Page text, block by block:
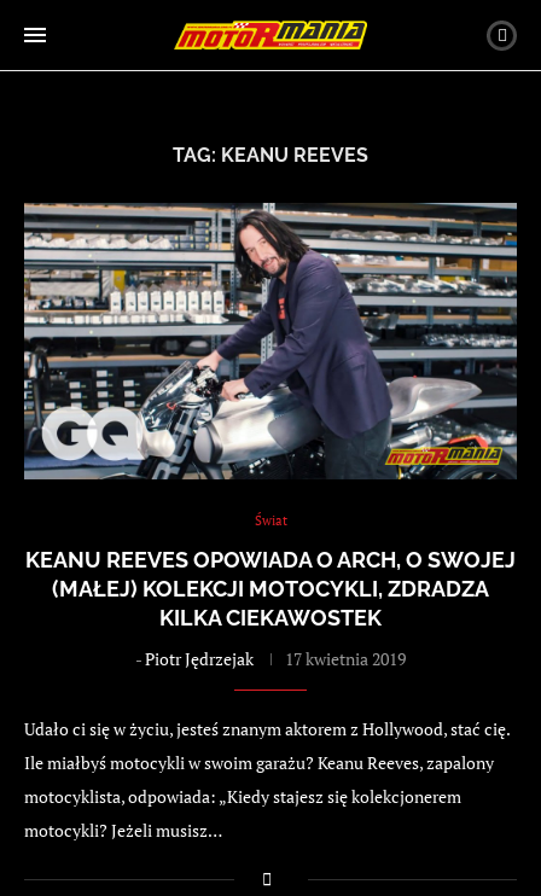
TAG: KEANU REEVES
Świat
KEANU REEVES OPOWIADA O ARCH, O SWOJEJ
(MAŁEJ) KOLEKCJI MOTOCYKLI, ZDRADZA
KILKA CIEKAWOSTEK
-Piotr Jędrzejak 17 kwietnia 2019
Udało ci się w życiu, jesteś znanym aktorem z Hollywood, stać cię.
Ile miałbyś motocykli w swoim garażu? Keanu Reeves, zapalony
motocyklista, odpowiada: „Kiedy stajesz się kolekcjonerem
motocykli? Jeżeli musisz…